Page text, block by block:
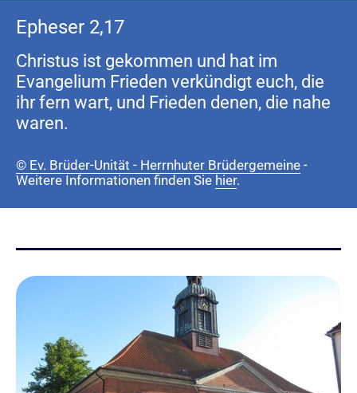
Christus ist gekommen und hat im
Evangelium Frieden verkündigt euch, die
ihr fern wart, und Frieden denen, die nahe
waren.
Epheser 2,17
© Ev. Brüder-Unität - Herrnhuter Brüdergemeine -
Weitere Informationen finden Sie hier.